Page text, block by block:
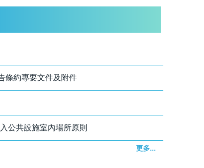
條約專要文件及附件
公共設施室內場所原則
更多...